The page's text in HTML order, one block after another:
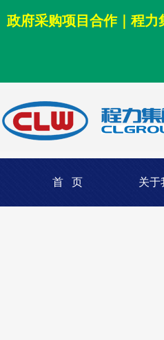
政府采购项目合作｜程
首 页 关于